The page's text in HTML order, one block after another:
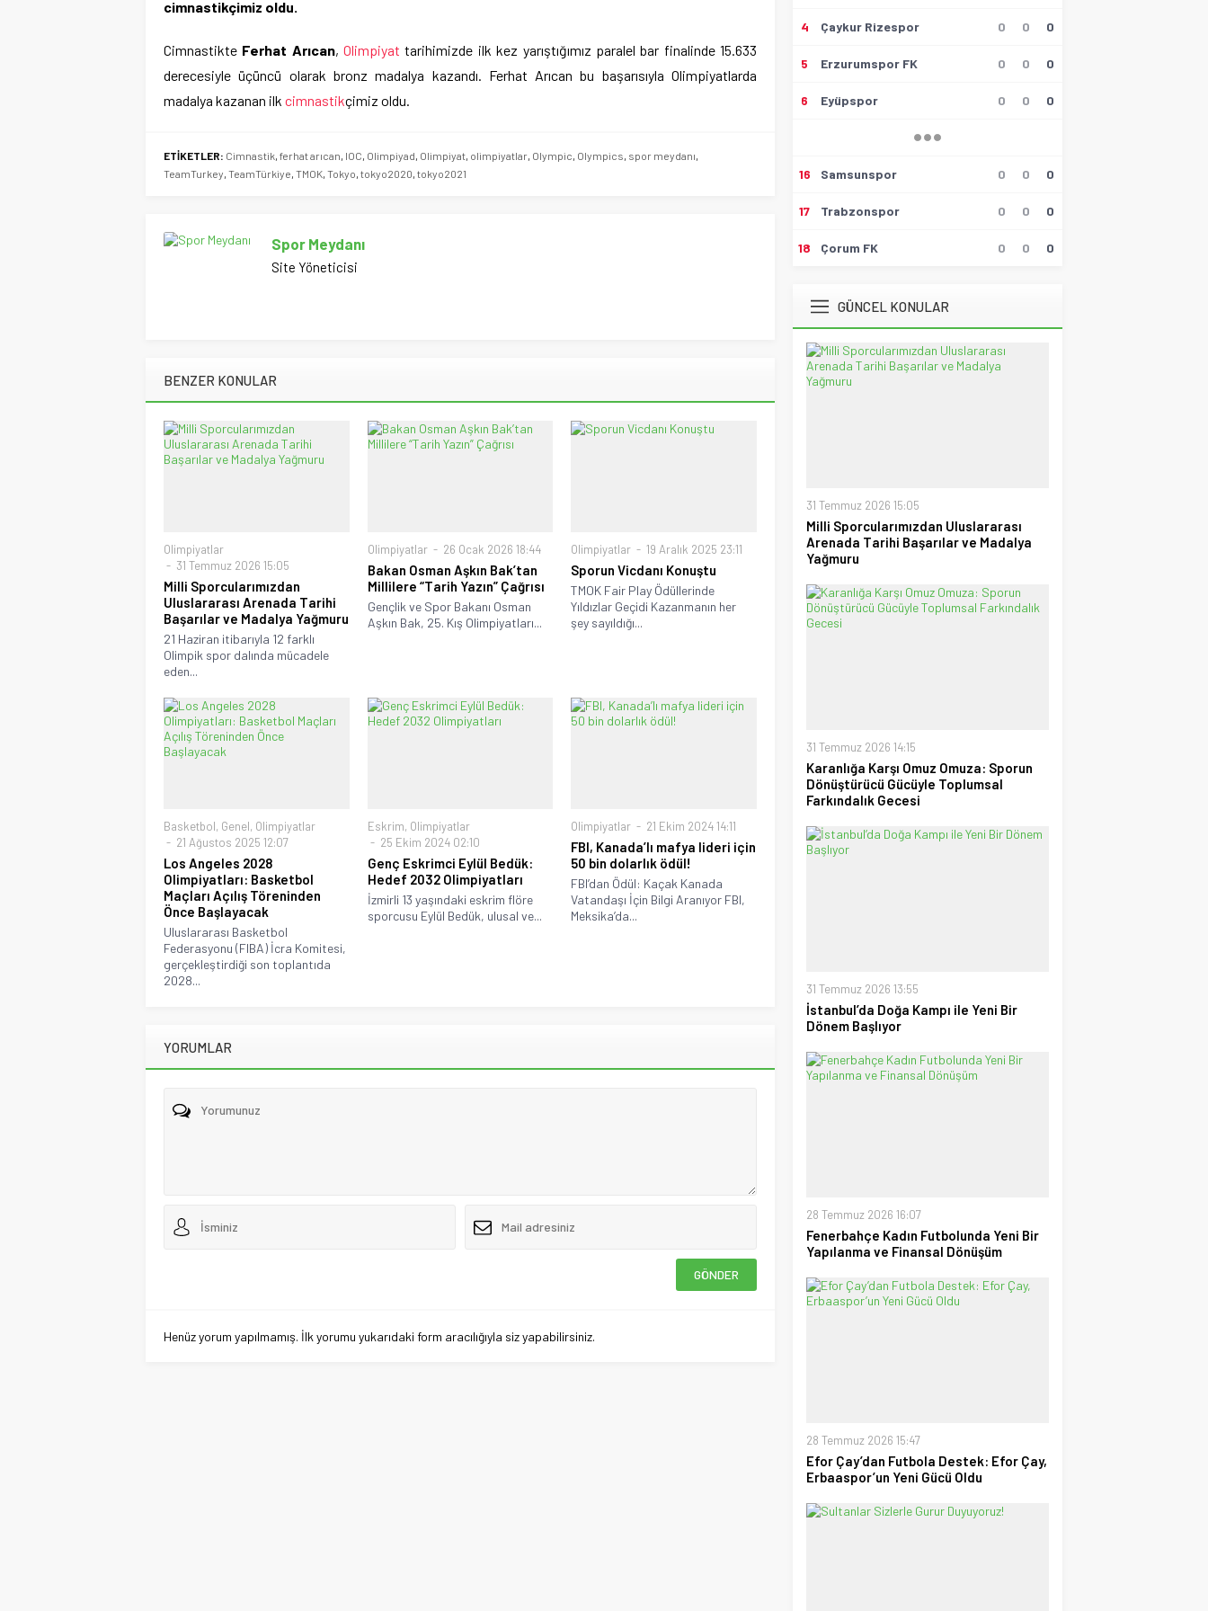
cimnastikçimiz oldu.
Cimnastikte Ferhat Arıcan,Olimpiyat tarihimizde ilk kez yarıştığımız paralel bar finalinde 15.633
derecesiyle üçüncü olarak bronz madalya kazandı. Ferhat Arıcan bu başarısıyla Olimpiyatlarda
madalya kazanan ilk cimnastikçimiz oldu.
ETİKETLER: Cimnastik, ferhat arıcan, IOC, Olimpiyad, Olimpiyat, olimpiyatlar, Olympic, Olympics, spor meydanı,
TeamTurkey, TeamTürkiye, TMOK, Tokyo, tokyo2020, tokyo2021
Spor Meydanı
Site Yöneticisi
BENZER KONULAR
Olimpiyatlar
31 Temmuz 2026 15:05
Milli Sporcularımızdan
Uluslararası Arenada Tarihi
Başarılar ve Madalya Yağmuru
21 Haziran itibarıyla 12 farklı
Olimpik spor dalında mücadele
eden...
Olimpiyatlar 26 Ocak 2026 18:44
Bakan Osman Aşkın Bak’tan
Millilere “Tarih Yazın” Çağrısı
Gençlik ve Spor Bakanı Osman
Aşkın Bak, 25. Kış Olimpiyatları...
Olimpiyatlar 19 Aralık 2025 23:11
Sporun Vicdanı Konuştu
TMOK Fair Play Ödüllerinde
Yıldızlar Geçidi Kazanmanın her
şey sayıldığı...
Basketbol, Genel, Olimpiyatlar
21 Ağustos 2025 12:07
Los Angeles 2028
Olimpiyatları: Basketbol
Maçları Açılış Töreninden
Önce Başlayacak
Uluslararası Basketbol
Federasyonu (FIBA) İcra Komitesi,
gerçekleştirdiği son toplantıda
2028...
Eskrim, Olimpiyatlar
25 Ekim 2024 02:10
Genç Eskrimci Eylül Bedük:
Hedef 2032 Olimpiyatları
İzmirli 13 yaşındaki eskrim flöre
sporcusu Eylül Bedük, ulusal ve...
Olimpiyatlar 21 Ekim 2024 14:11
FBI, Kanada’lı mafya lideri için
50 bin dolarlık ödül!
FBI’dan Ödül: Kaçak Kanada
Vatandaşı İçin Bilgi Aranıyor FBI,
Meksika’da...
YORUMLAR
Henüz yorum yapılmamış. İlk yorumu yukarıdaki form aracılığıyla siz yapabilirsiniz.
Hüseyin Tokmak
17 Mayıs 2026 23:00
Yönetecek Hakemler Belli
UEFA Son 16 Turu’nda
Selçuk Tuna
Atatürk’ün Kızları
28 Temmuz 2026 12:40
Spor Meydanı
28 Temmuz 2026 15:15
Ufuk Ağca
4 Çaykur Rizespor 0 0 0
5 Erzurumspor FK 0 0 0
6 Eyüpspor 0 0 0
16 Samsunspor 0 0 0
17 Trabzonspor 0 0 0
18 Çorum FK 0 0 0
GÜNCEL KONULAR
31 Temmuz 2026 15:05
Milli Sporcularımızdan Uluslararası
Arenada Tarihi Başarılar ve Madalya
Yağmuru
31 Temmuz 2026 14:15
Karanlığa Karşı Omuz Omuza: Sporun
Dönüştürücü Gücüyle Toplumsal
Farkındalık Gecesi
31 Temmuz 2026 13:55
İstanbul’da Doğa Kampı ile Yeni Bir
Dönem Başlıyor
28 Temmuz 2026 16:07
Fenerbahçe Kadın Futbolunda Yeni Bir
Yapılanma ve Finansal Dönüşüm
28 Temmuz 2026 15:47
Efor Çay’dan Futbola Destek: Efor Çay,
Erbaaspor’un Yeni Gücü Oldu